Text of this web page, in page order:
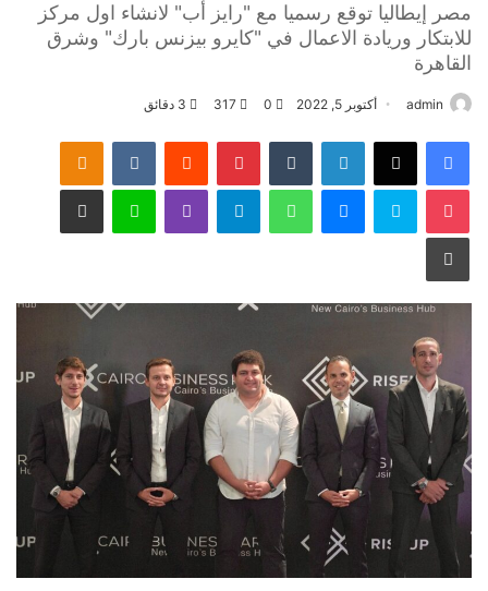
مصر إيطاليا توقع رسميا مع "رايز أب" لانشاء اول مركز
للابتكار وريادة الاعمال في "كايرو بيزنس بارك" وشرق
القاهرة
admin أكتوبر 5, 2022 0
317
فيسبوك لينكدإن بينتيريست
سكايب واتساب لاين